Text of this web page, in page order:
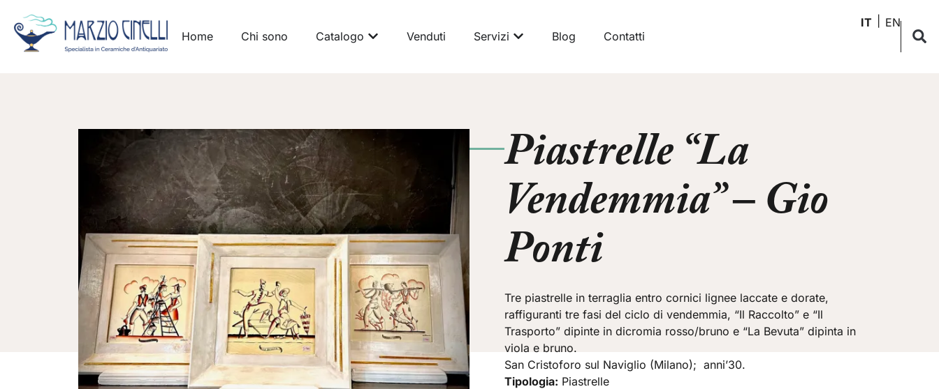
Home Chi sono Catalogo Venduti Servizi Blog Contatti
IT EN
Piastrelle “La
Vendemmia” – Gio
Ponti
Tre piastrelle in terraglia entro cornici lignee laccate e dorate,
raffiguranti tre fasi del ciclo di vendemmia, “Il Raccolto” e “Il
Trasporto” dipinte in dicromia rosso/bruno e “La Bevuta” dipinta in
viola e bruno.
San Cristoforo sul Naviglio (Milano); anni’30.
Tipologia: Piastrelle